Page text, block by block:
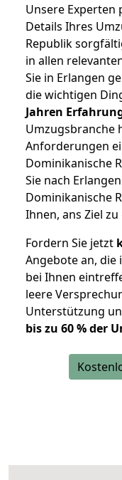
Unsere Experten
Details Ihres
Republik
in allen
Sie in Erlangen
die wichtigen
Jahren
Umzugsbranche
Anforderungen
Dominikanische
Sie nach
Dominikanische
Ihnen, ans Ziel
Fordern Sie jetzt
Angebote an, die
bei Ihnen
leere
Unterstützung
bis zu 60 % der